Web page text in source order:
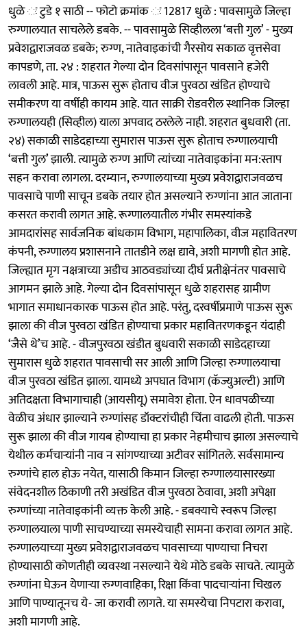
धुळे ः टुडे १ साठी -- फोटो क्रमांक ः 12817 धुळे : पावसामुळे जिल्हा
रुग्णालयात साचलेले डबके. -- पावसामुळे सिव्हीलला ‘बत्ती गुल’ - मुख्य
प्रवेशद्वाराजवळ डबके; रुग्ण, नातेवाइकांची गैरसोय सकाळ वृत्तसेवा
कापडणे, ता. २४ : शहरात गेल्या दोन दिवसांपासून पावसाने हजेरी
लावली आहे. मात्र, पाऊस सुरू होताच वीज पुरवठा खंडित होण्याचे
समीकरण या वर्षीही कायम आहे. यात साक्री रोडवरील स्थानिक जिल्हा
रुग्णालयही (सिव्हील) याला अपवाद ठरलेले नाही. शहरात बुधवारी (ता.
२४) सकाळी साडेदहाच्या सुमारास पाऊस सुरू होताच रुग्णालयाची
‘बत्ती गुल’ झाली. त्यामुळे रुग्ण आणि त्यांच्या नातेवाइकांना मन:स्ताप
सहन करावा लागला. दरम्यान, रुग्णालयाच्या मुख्य प्रवेशद्वाराजवळच
पावसाचे पाणी साचून डबके तयार होत असल्याने रुग्णांना आत जाताना
कसरत करावी लागत आहे. रूग्णालयातील गंभीर समस्यांकडे
आमदारांसह सार्वजनिक बांधकाम विभाग, महापालिका, वीज महावितरण
कंपनी, रुग्णालय प्रशासनाने तातडीने लक्ष द्यावे, अशी मागणी होत आहे.
जिल्ह्यात मृग नक्षत्राच्या अडीच आठवड्यांच्या दीर्घ प्रतीक्षेनंतर पावसाचे
आगमन झाले आहे. गेल्या दोन दिवसांपासून धुळे शहरासह ग्रामीण
भागात समाधानकारक पाऊस होत आहे. परंतु, दरवर्षीप्रमाणे पाऊस सुरू
झाला की वीज पुरवठा खंडित होण्याचा प्रकार महावितरणकडून यंदाही
‘जैसे थे’च आहे. - वीजपुरवठा खंडीत बुधवारी सकाळी साडेदहाच्या
सुमारास धुळे शहरात पावसाची सर आली आणि जिल्हा रुग्णालयाचा
वीज पुरवठा खंडित झाला. यामध्ये अपघात विभाग (कॅज्युअल्टी) आणि
अतिदक्षता विभागाचाही (आयसीयू) समावेश होता. ऐन धावपळीच्या
वेळीच अंधार झाल्याने रुग्णांसह डॉक्टरांचीही चिंता वाढली होती. पाऊस
सुरू झाला की वीज गायब होण्याचा हा प्रकार नेहमीचाच झाला असल्याचे
येथील कर्मचाऱ्यांनी नाव न सांगण्याच्या अटीवर सांगितले. सर्वसामान्य
रुग्णांचे हाल होऊ नयेत, यासाठी किमान जिल्हा रुग्णालयासारख्या
संवेदनशील ठिकाणी तरी अखंडित वीज पुरवठा ठेवावा, अशी अपेक्षा
रुग्णांच्या नातेवाइकांनी व्यक्त केली आहे. - डबक्याचे स्वरूप जिल्हा
रुग्णालयाला पाणी साचण्याच्या समस्येचाही सामना करावा लागत आहे.
रुग्णालयाच्या मुख्य प्रवेशद्वाराजवळच पावसाच्या पाण्याचा निचरा
होण्यासाठी कोणतीही व्यवस्था नसल्याने येथे मोठे डबके साचते. त्यामुळे
रुग्णांना घेऊन येणाऱ्या रुग्णवाहिका, रिक्षा किंवा पादचाऱ्यांना चिखल
आणि पाण्यातूनच ये- जा करावी लागते. या समस्येचा निपटारा करावा,
अशी मागणी आहे.